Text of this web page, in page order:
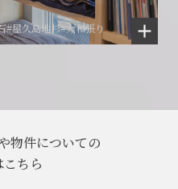
#屋久島地杉#大和張り
物件についての
こちら